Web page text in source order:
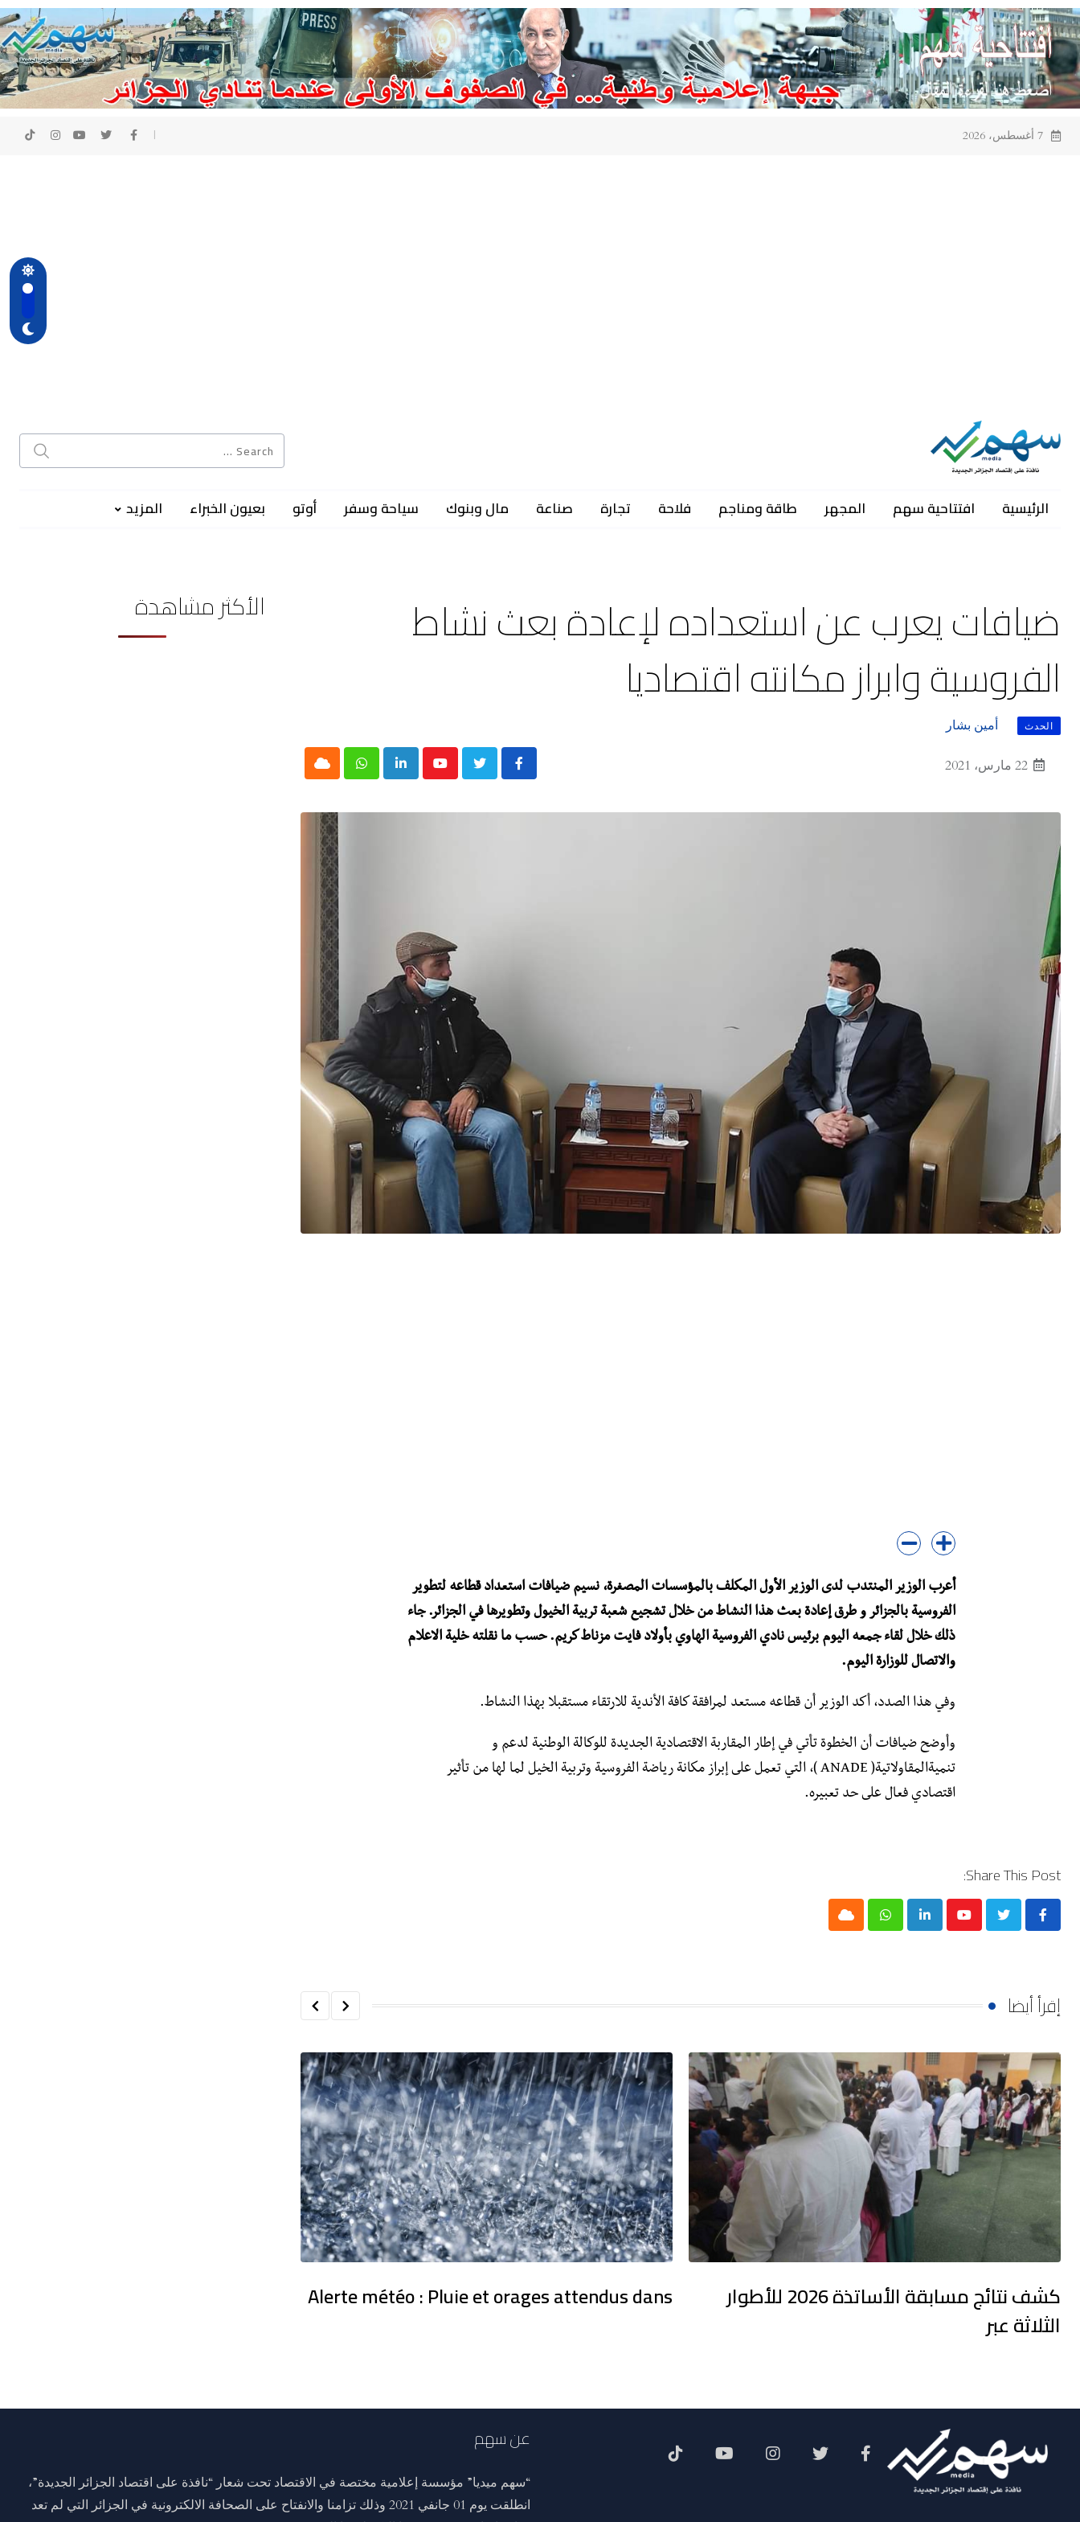
Skip
to
content
7 أغسطس، 2026
الرئيسية افتتاحية سهم المجهر طاقة ومناجم فلاحة تجارة صناعة مال وبنوك سياحة وسفر أوتو بعيون الخبراء المزيد
ضيافات يعرب عن استعداده لإعادة بعث نشاط
الفروسية وابراز مكانته اقتصاديا
الحدث أمين بشار
22 مارس، 2021 Youtube
LinkedIn
Whatsapp
Cloud
أعرب الوزير المنتدب لدى الوزير الأول المكلف بالمؤسسات المصغرة، نسيم ضيافات استعداد قطاعه لتطوير
الفروسية بالجزائر و طرق إعادة بعث هذا النشاط من خلال تشجيع شعبة تربية الخيول وتطويرها في الجزائر. جاء
ذلك خلال لقاء جمعه اليوم برئيس نادي الفروسية الهاوي بأولاد فايت مزناط كريم. حسب ما نقلته خلية الاعلام
والاتصال للوزارة اليوم.
وفي هذا الصدد، أكد الوزير أن قطاعه مستعد لمرافقة كافة الأندية للارتقاء مستقبلا بهذا النشاط.
وأوضح ضيافات أن الخطوة تأتي في إطار المقاربة الاقتصادية الجديدة للوكالة الوطنية لدعم و
تنميةالمقاولاتية( ANADE )، التي تعمل على إبراز مكانة رياضة الفروسية وتربية الخيل لما لها من تأثير
اقتصادي فعال على حد تعبيره.
Share This Post:
Youtube
LinkedIn
Whatsapp
Cloud
إقرأ أيضا
كشف نتائج مسابقة الأساتذة 2026 للأطوار
الثلاثة عبر
Alerte météo : Pluie et orages attendus dans
الأكثر مشاهدة
Social Menu
عن سهم
“سهم ميديا” مؤسسة إعلامية مختصة في الاقتصاد تحت شعار “نافذة على اقتصاد الجزائر الجديدة”،
انطلقت يوم 01 جانفي 2021 وذلك تزامنا والانفتاح على الصحافة الالكترونية في الجزائر التي لم تعد